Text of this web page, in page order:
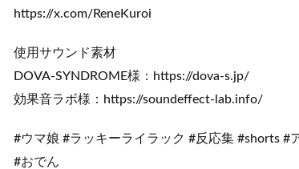
https://x.com/ReneKuroi
使用サウンド素材
DOVA-SYNDROME様：https://dova-s.jp/
効果音ラボ様：https://soundeffect-lab.info/
#ウマ娘 #ラッキーライラック #反応集 #shorts #
#おでん